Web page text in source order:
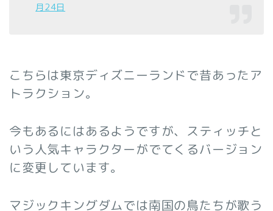
月24日
こちらは東京ディズニーランドで昔あったア
トラクション。
今もあるにはあるようですが、スティッチと
いう人気キャラクターがでてくるバージョン
に変更しています。
マジックキングダムでは南国の鳥たちが歌う